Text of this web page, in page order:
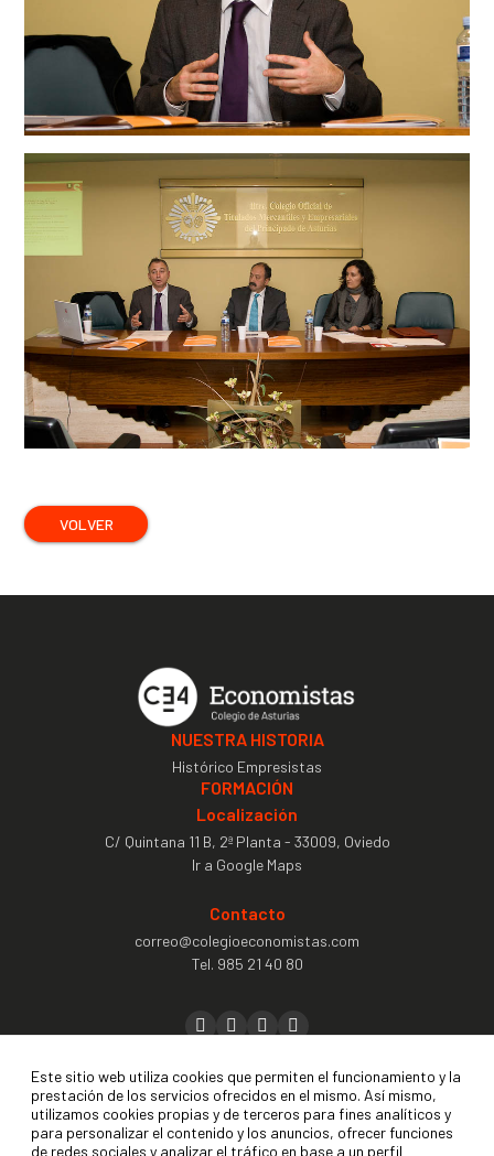
VOLVER
NUESTRA HISTORIA
Histórico Empresistas
FORMACIÓN
Localización
C/ Quintana 11 B, 2ª Planta - 33009, Oviedo
Ir a Google Maps
Contacto
correo@colegioeconomistas.com
Tel. 985 21 40 80
Colegiación
Contactar
Este sitio web utiliza cookies que permiten el funcionamiento y la
prestación de los servicios ofrecidos en el mismo. Así mismo,
utilizamos cookies propias y de terceros para fines analíticos y
para personalizar el contenido y los anuncios, ofrecer funciones
de redes sociales y analizar el tráfico en base a un perfil